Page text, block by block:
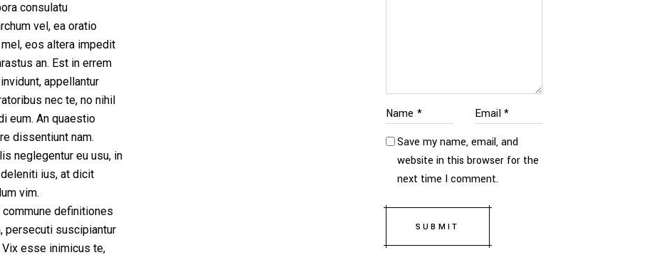
consulatu
vel, ea oratio
eos altera impedit
an. Est in errem
appellantur
nec te, no nihil
eum. An quaestio
dissentiunt nam.
neglegentur eu usu, in
ius, at dicit
vim.
commune definitiones
persecuti suscipiantur
Vix esse inimicus te,
Save my name, email, and
website in this browser for the
next time I comment.
SUBMIT